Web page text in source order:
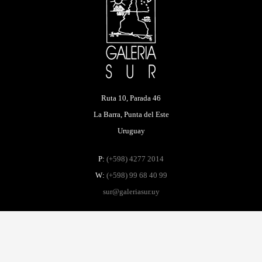
Walter Deliotti: Construcciones, ciudades